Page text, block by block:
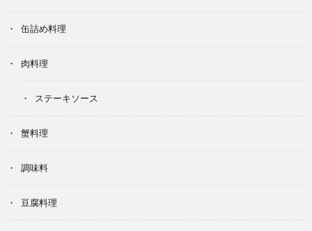
缶詰め料理
肉料理
ステーキソース
蟹料理
調味料
豆腐料理